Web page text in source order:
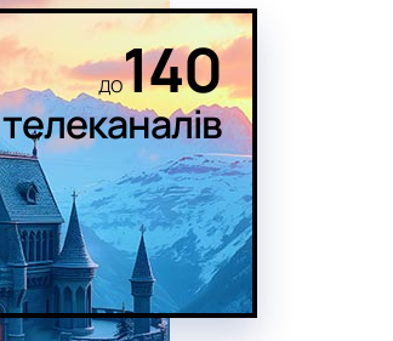
до140
телеканалів